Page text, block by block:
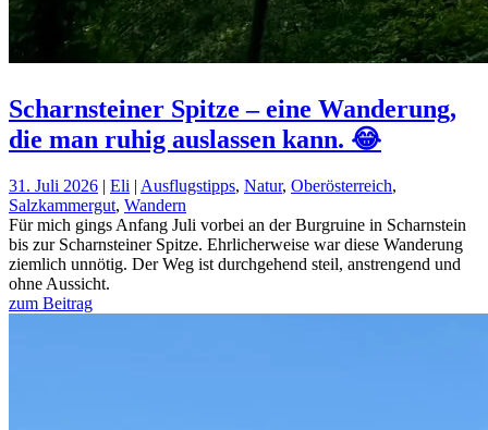
Scharnsteiner Spitze – eine Wanderung,
die man ruhig auslassen kann. 😂
31. Juli 2026 | Eli | Ausflugstipps, Natur, Oberösterreich,
Salzkammergut, Wandern
Für mich gings Anfang Juli vorbei an der Burgruine in Scharnstein
bis zur Scharnsteiner Spitze. Ehrlicherweise war diese Wanderung
ziemlich unnötig. Der Weg ist durchgehend steil, anstrengend und
ohne Aussicht.
zum Beitrag